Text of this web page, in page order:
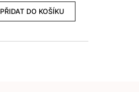
PŘIDAT DO KOŠÍKU